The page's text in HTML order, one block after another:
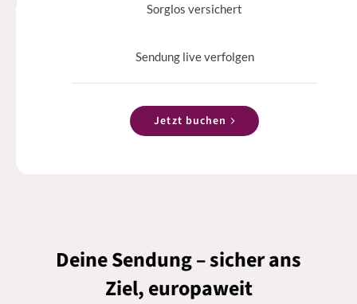
Sorglos versichert
Sendung live verfolgen
Jetzt buchen
Deine Sendung – sicher ans
Ziel, europaweit